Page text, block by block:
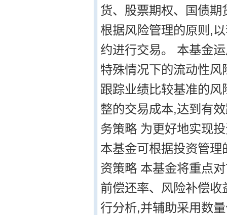
货、股票期权、国债
根据风险管理的原则,
约进行交易。 本基金
特殊情况下的流动性
跟踪业绩比较基准的
整的交易成本,达到有
务策略 为更好地实现
本基金可根据投资管
资策略 本基金将重点
前偿还率、风险补偿
行分析,并辅助采用数